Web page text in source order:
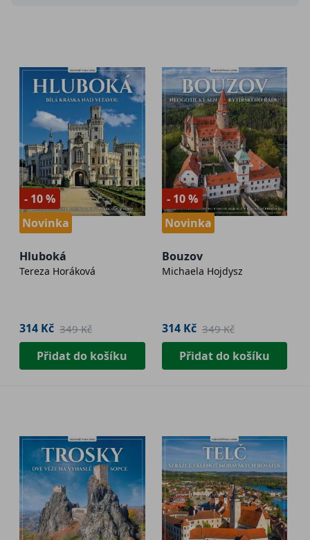
- 10 %
Novinka
Hluboká
Tereza Horáková
314 Kč 349 Kč
Přidat do košíku
- 10 %
Novinka
Bouzov
Michaela Hojdysz
314 Kč 349 Kč
Přidat do košíku